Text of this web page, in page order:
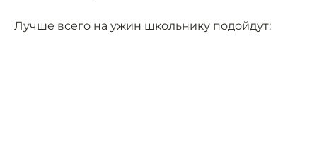
Лучше всего на ужин школьнику подойдут: